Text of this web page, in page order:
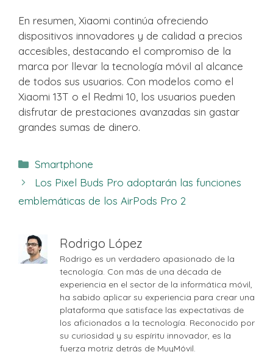
En resumen, Xiaomi continúa ofreciendo
dispositivos innovadores y de calidad a precios
accesibles, destacando el compromiso de la
marca por llevar la tecnología móvil al alcance
de todos sus usuarios. Con modelos como el
Xiaomi 13T o el Redmi 10, los usuarios pueden
disfrutar de prestaciones avanzadas sin gastar
grandes sumas de dinero.
Categorías
Smartphone
Los Pixel Buds Pro adoptarán las funciones
emblemáticas de los AirPods Pro 2
Rodrigo López
Rodrigo es un verdadero apasionado de la
tecnología. Con más de una década de
experiencia en el sector de la informática móvil,
ha sabido aplicar su experiencia para crear una
plataforma que satisface las expectativas de
los aficionados a la tecnología. Reconocido por
su curiosidad y su espíritu innovador, es la
fuerza motriz detrás de MuyMóvil.